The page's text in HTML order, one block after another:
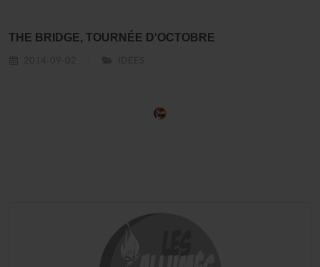
THE BRIDGE, TOURNÉE D'OCTOBRE